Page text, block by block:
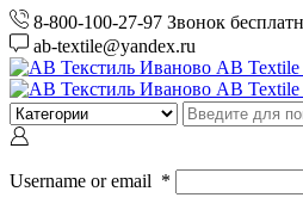
8-800-100-27-97 Звонок
ab-textile@yandex.ru
Search
input
Username or email *